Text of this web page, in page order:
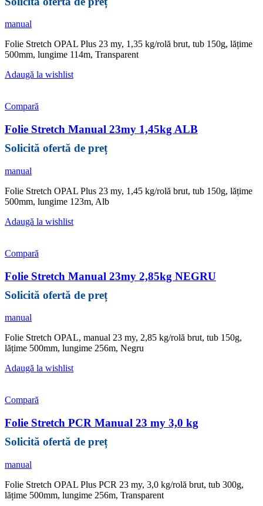
manual
Folie Stretch OPAL Plus 23 my, 1,35 kg/rolă brut, tub 150g, lățime
500mm, lungime 114m, Transparent
Adaugă la wishlist
Compară
Folie Stretch Manual 23my 1,45kg ALB
manual
Folie Stretch OPAL Plus 23 my, 1,45 kg/rolă brut, tub 150g, lățime
500mm, lungime 123m, Alb
Adaugă la wishlist
Compară
Folie Stretch Manual 23my 2,85kg NEGRU
manual
Folie Stretch OPAL, manual 23 my, 2,85 kg/rolă brut, tub 150g,
lățime 500mm, lungime 256m, Negru
Adaugă la wishlist
Compară
Folie Stretch PCR Manual 23 my 3,0 kg
manual
Folie Stretch OPAL Plus PCR 23 my, 3,0 kg/rolă brut, tub 300g,
lățime 500mm, lungime 256m, Transparent